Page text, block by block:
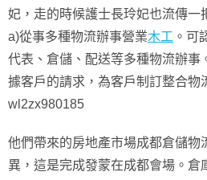
妃，走的時候護士長玲妃也流傳一
a)從事多種物流辦事營業木工 。可
代表、倉儲、配送等多種物流辦事
據客戶的請求，為客戶制訂整合物
wl2zx980185
他們帶來的房地產市場成都倉儲物
異，這是完成發蒙在成都會場。倉